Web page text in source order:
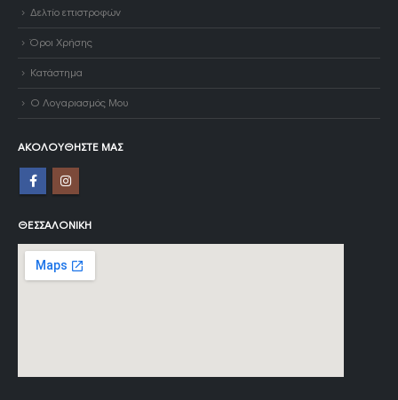
Δελτίο επιστροφών
Όροι Χρήσης
Κατάστημα
Ο Λογαριασμός Μου
ΑΚΟΛΟΥΘΉΣΤΕ ΜΑΣ
ΘΕΣΣΑΛΟΝΊΚΗ